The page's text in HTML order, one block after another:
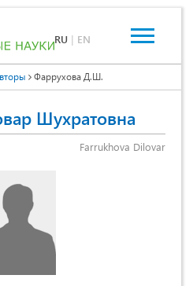
RU | EN
Фаррухова Д.Ш.
Шухратовна
Farrukhova Dilovar